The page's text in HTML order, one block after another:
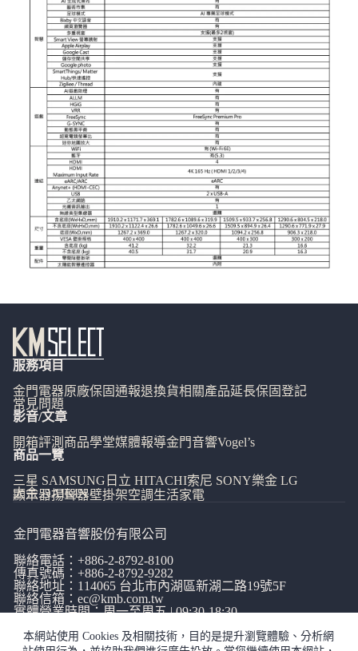
本網站使用 Cookies 及相關技術，目的是提升瀏覽體驗、分析網
服務項目
金門電器原廠保固通報退換貨相關產品延長保固登記
常見問題
影音/文章
開箱評測 商品學堂媒體報導金門音響Vogel’s
商品一覽
三星 SAMSUNG 日立 HITACHI索尼 SONY樂金 LG
大金 DAIKIN
顯示器揚聲器壁掛架空調生活家電
金門電器音響股份有限公司
聯絡電話： +886-2-8792-8100
傳真號碼：+886-2-8792-9282
聯絡地址：114065 台北市內湖區新湖二路19號5F
聯絡信箱： ec@kmb.com.tw
實體營業時間：周一至周五 | 09:30-18:30